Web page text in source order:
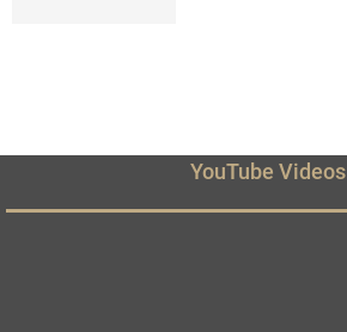
YouTube Videos